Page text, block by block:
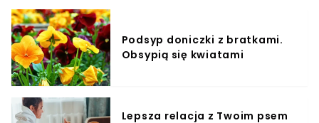
Podsyp doniczki z bratkami.
Obsypią się kwiatami
Lepsza relacja z Twoim psem